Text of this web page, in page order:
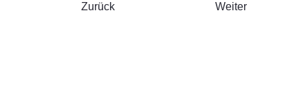
Zurück Weiter